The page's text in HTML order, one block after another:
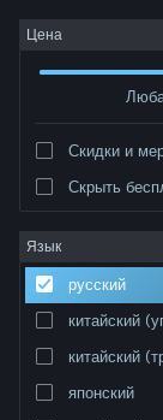
Войти
Сообщество
Информация
Поддержка
Изменить язык
Цена
Скидки и
Скрыть
Язык
русский
китайский
китайский
японский
Разработчик:
Сортировать по
Результатов по
скрыты согласно